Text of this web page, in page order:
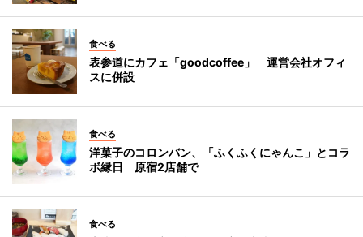
食べる
表参道にカフェ「goodcoffee」 運営会社オフィ
スに併設
食べる
洋菓子のコロンバン、「ふくふくにゃんこ」とコラ
ボ縁日 原宿2店舗で
食べる